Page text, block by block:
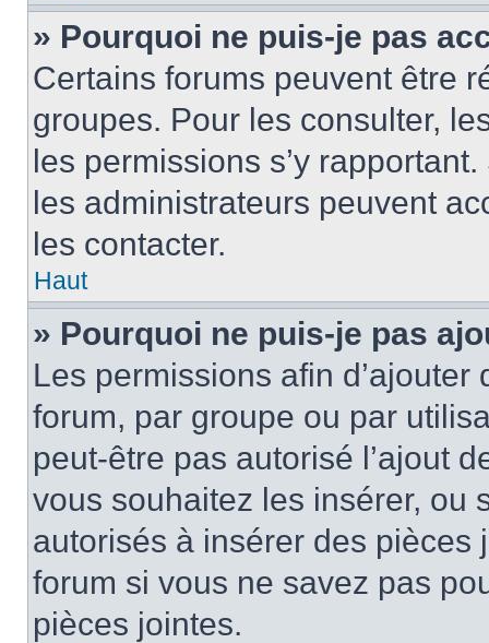
» Pourquoi ne puis-je pas
Certains forums peuvent être
groupes. Pour les consulter,
les permissions s’y
les administrateurs peuvent
les contacter.
Haut
» Pourquoi ne puis-je pas
Les permissions afin
forum, par groupe ou par
peut-être pas autorisé l’ajout
vous souhaitez les insérer, ou
autorisés à insérer des pièces
forum si vous ne savez pas
pièces jointes.